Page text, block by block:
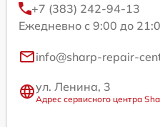
+7 (383) 242-94-13
Ежедневно с 9:00 до
info@sharp-repair-
ул. Ленина, 3
Адрес сервисного центра